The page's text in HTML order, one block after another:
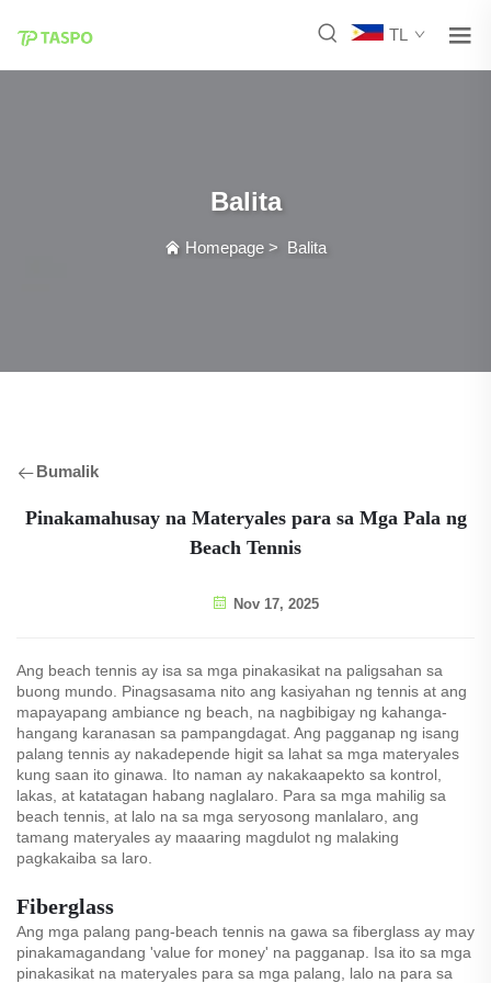
TL
Balita
Homepage > Balita
Bumalik
Pinakamahusay na Materyales para sa Mga Pala ng
Beach Tennis
Nov 17, 2025
Ang beach tennis ay isa sa mga pinakasikat na paligsahan sa
buong mundo. Pinagsasama nito ang kasiyahan ng tennis at ang
mapayapang ambiance ng beach, na nagbibigay ng kahanga-
hangang karanasan sa pampangdagat. Ang pagganap ng isang
palang tennis ay nakadepende higit sa lahat sa mga materyales
kung saan ito ginawa. Ito naman ay nakakaapekto sa kontrol,
lakas, at katatagan habang naglalaro. Para sa mga mahilig sa
beach tennis, at lalo na sa mga seryosong manlalaro, ang
tamang materyales ay maaaring magdulot ng malaking
pagkakaiba sa laro.
Fiberglass
Ang mga palang pang-beach tennis na gawa sa fiberglass ay may
pinakamagandang 'value for money' na pagganap. Isa ito sa mga
pinakasikat na materyales para sa mga palang, lalo na para sa